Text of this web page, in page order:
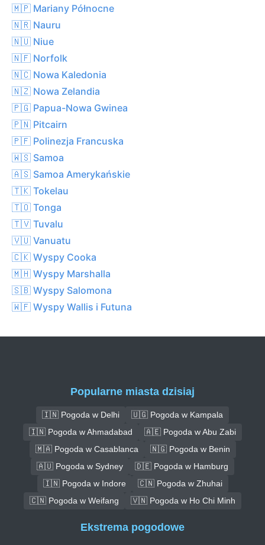
🇲🇵 Mariany Północne
🇳🇷 Nauru
🇳🇺 Niue
🇳🇫 Norfolk
🇳🇨 Nowa Kaledonia
🇳🇿 Nowa Zelandia
🇵🇬 Papua-Nowa Gwinea
🇵🇳 Pitcairn
🇵🇫 Polinezja Francuska
🇼🇸 Samoa
🇦🇸 Samoa Amerykańskie
🇹🇰 Tokelau
🇹🇴 Tonga
🇹🇻 Tuvalu
🇻🇺 Vanuatu
🇨🇰 Wyspy Cooka
🇲🇭 Wyspy Marshalla
🇸🇧 Wyspy Salomona
🇼🇫 Wyspy Wallis i Futuna
Popularne miasta dzisiaj
🇮🇳 Pogoda w Delhi
🇺🇬 Pogoda w Kampala
🇮🇳 Pogoda w Ahmadabad
🇦🇪 Pogoda w Abu Zabi
🇲🇦 Pogoda w Casablanca
🇳🇬 Pogoda w Benin
🇦🇺 Pogoda w Sydney
🇩🇪 Pogoda w Hamburg
🇮🇳 Pogoda w Indore
🇨🇳 Pogoda w Zhuhai
🇨🇳 Pogoda w Weifang
🇻🇳 Pogoda w Ho Chi Minh
Ekstrema pogodowe